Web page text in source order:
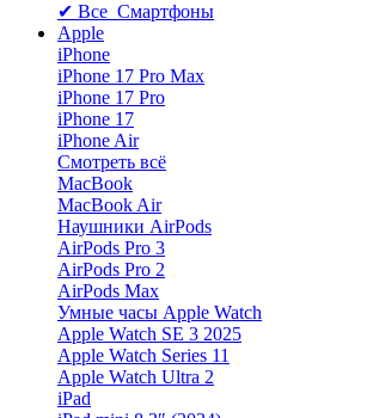
✔ Все Смартфоны
Apple
iPhone
iPhone 17 Pro Max
iPhone 17 Pro
iPhone 17
iPhone Air
Смотреть всё
MacBook
MacBook Air
Наушники AirPods
AirPods Pro 3
AirPods Pro 2
AirPods Max
Умные часы Apple Watch
Apple Watch SE 3 2025
Apple Watch Series 11
Apple Watch Ultra 2
iPad